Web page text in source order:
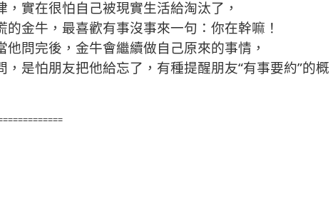
，實在很怕自己被現實生活給淘汰了，
的金牛，最喜歡有事沒事來一句：你在幹嘛！
他問完後，金牛會繼續做自己原來的事情，
，是怕朋友把他給忘了，有種提醒朋友“有事要約”的概